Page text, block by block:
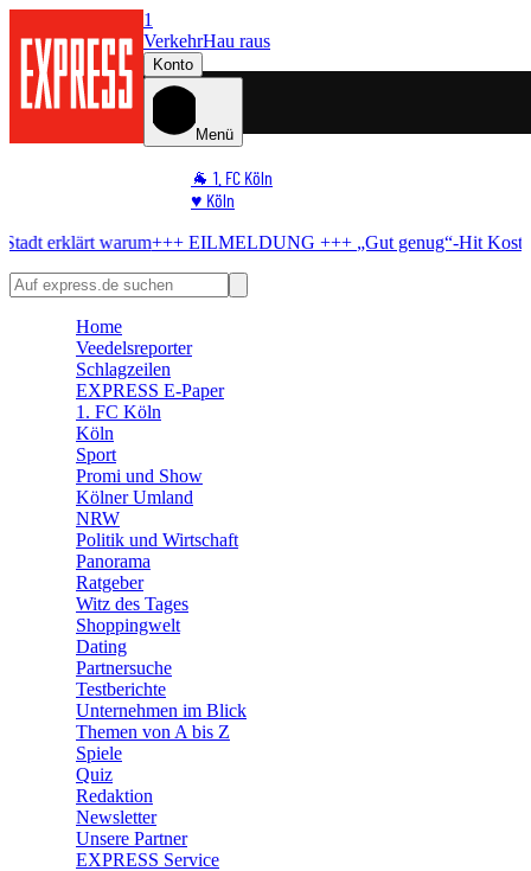
1
VerkehrHau raus
Konto
Menü
🐐 1. FC Köln
♥️ Köln
🏆 Sport
+++ EILMELDUNG +++„Gut genug“-HitKostenlos-Konzert in
Home
Veedelsreporter
Schlagzeilen
EXPRESS E-Paper
1. FC Köln
Köln
Sport
Promi und Show
Kölner Umland
NRW
Politik und Wirtschaft
Panorama
Ratgeber
Witz des Tages
Shoppingwelt
Dating
Partnersuche
Testberichte
Unternehmen im Blick
Themen von A bis Z
Spiele
Quiz
Redaktion
Newsletter
Unsere Partner
EXPRESS Service